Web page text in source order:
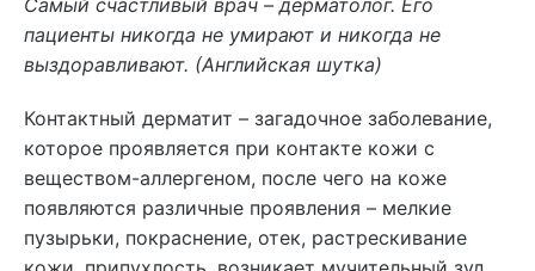
Самый счастливый врач – дерматолог. Его
пациенты никогда не умирают и никогда не
выздоравливают. (Английская шутка)
Контактный дерматит – загадочное заболевание,
которое проявляется при контакте кожи с
веществом-аллергеном, после чего на коже
появляются различные проявления – мелкие
пузырьки, покраснение, отек, растрескивание